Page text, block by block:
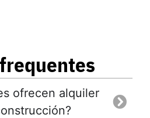
ofrecen alquiler